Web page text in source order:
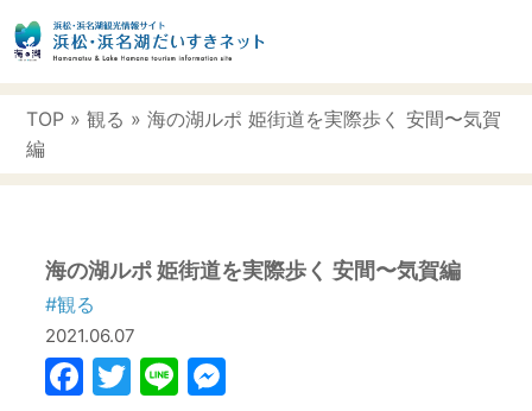
TOP »観る » 海の湖ルポ 姫街道を実際歩く 安間〜気賀
編
海の湖ルポ 姫街道を実際歩く 安間〜気賀編
#観る
2021.06.07
Facebook
Twitter
Line